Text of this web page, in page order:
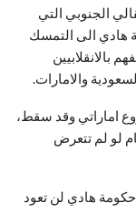
الجنوبي التي
هادي الى التمسك
بالانقلابيين
والامارات.
اماراتي وقد سقط،
لو لم تتعرض
هادي لن تعود